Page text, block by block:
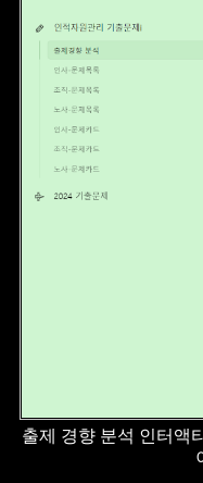
출제 경향 분석 인터액